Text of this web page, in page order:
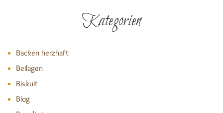
Kategorien
Backen herzhaft
Beilagen
Biskuit
Blog